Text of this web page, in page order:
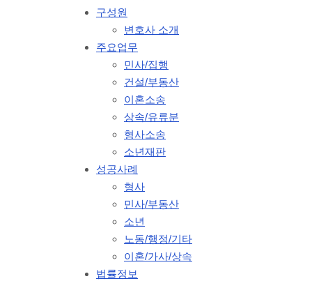
구성원
변호사 소개
주요업무
민사/집행
건설/부동산
이혼소송
상속/유류분
형사소송
소년재판
성공사례
형사
민사/부동산
소년
노동/행정/기타
이혼/가사/상속
법률정보